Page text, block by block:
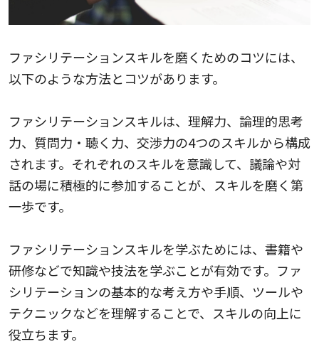
ファシリテーションスキルを磨くためのコツには、
以下のような方法とコツがあります。
ファシリテーションスキルは、理解力、論理的思考
力、質問力・聴く力、交渉力の4つのスキルから構成
されます。それぞれのスキルを意識して、議論や対
話の場に積極的に参加することが、スキルを磨く第
一歩です。
ファシリテーションスキルを学ぶためには、書籍や
研修などで知識や技法を学ぶことが有効です。ファ
シリテーションの基本的な考え方や手順、ツールや
テクニックなどを理解することで、スキルの向上に
役立ちます。